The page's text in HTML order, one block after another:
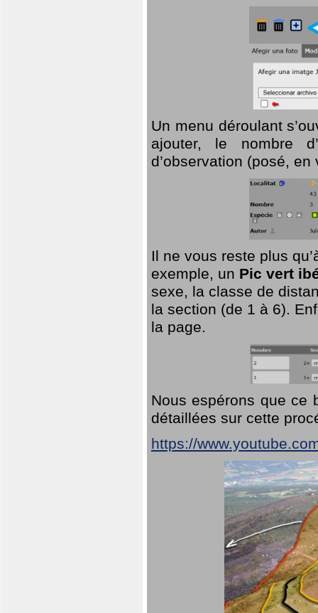
Un menu déroulant
ajouter, le nombre
d’observation (posé,
Il ne vous reste plus
exemple, un Pic vert
sexe, la classe de
la section (de 1 à 6).
la page.
Nous espérons que ce
détaillées sur cette
https://